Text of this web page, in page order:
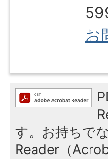
お
す。お持ちで
Reader（